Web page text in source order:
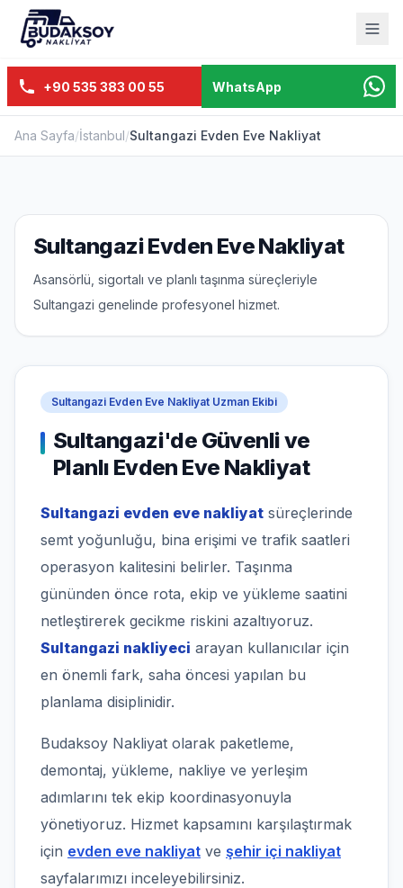
+90 535 383 00 55 WhatsApp
Ana Sayfa/İstanbul/Sultangazi Evden Eve Nakliyat
Sultangazi Evden Eve Nakliyat
Asansörlü, sigortalı ve planlı taşınma süreçleriyle
Sultangazi genelinde profesyonel hizmet.
Sultangazi Evden Eve Nakliyat Uzman Ekibi
Sultangazi'de Güvenli ve
Planlı Evden Eve Nakliyat
Sultangazi evden eve nakliyat süreçlerinde
semt yoğunluğu, bina erişimi ve trafik saatleri
operasyon kalitesini belirler. Taşınma
gününden önce rota, ekip ve yükleme saatini
netleştirerek gecikme riskini azaltıyoruz.
Sultangazi nakliyeci arayan kullanıcılar için
en önemli fark, saha öncesi yapılan bu
planlama disiplinidir.
Budaksoy Nakliyat olarak paketleme,
demontaj, yükleme, nakliye ve yerleşim
adımlarını tek ekip koordinasyonuyla
yönetiyoruz. Hizmet kapsamını karşılaştırmak
için evden eve nakliyat ve şehir içi nakliyat
sayfalarımızı inceleyebilirsiniz.